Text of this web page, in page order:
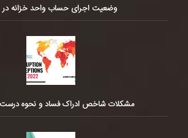
وضعیت اجرای حساب واحد خزانه در
مشکلات شاخص ادراک فساد و نحوه